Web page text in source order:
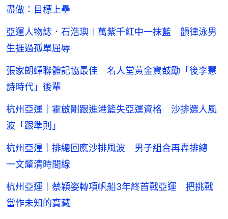
盡做：目標上壘
亞運人物誌．石浩璵︱萬紫千紅中一抹藍 韻律泳男
生捱過孤單屈辱
張家朗蟬聯體記協最佳 名人堂黃金寶鼓勵「後李慧
詩時代」後輩
杭州亞運｜霍啟剛跟進港籃失亞運資格 沙排選人風
波「跟準則」
杭州亞運｜排總回應沙排風波 男子組合再轟排總
一文釐清時間線
杭州亞運｜蔡穎姿轉項帆船3年終首戰亞運 把挑戰
當作未知的寶藏